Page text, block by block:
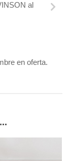
al
en oferta.